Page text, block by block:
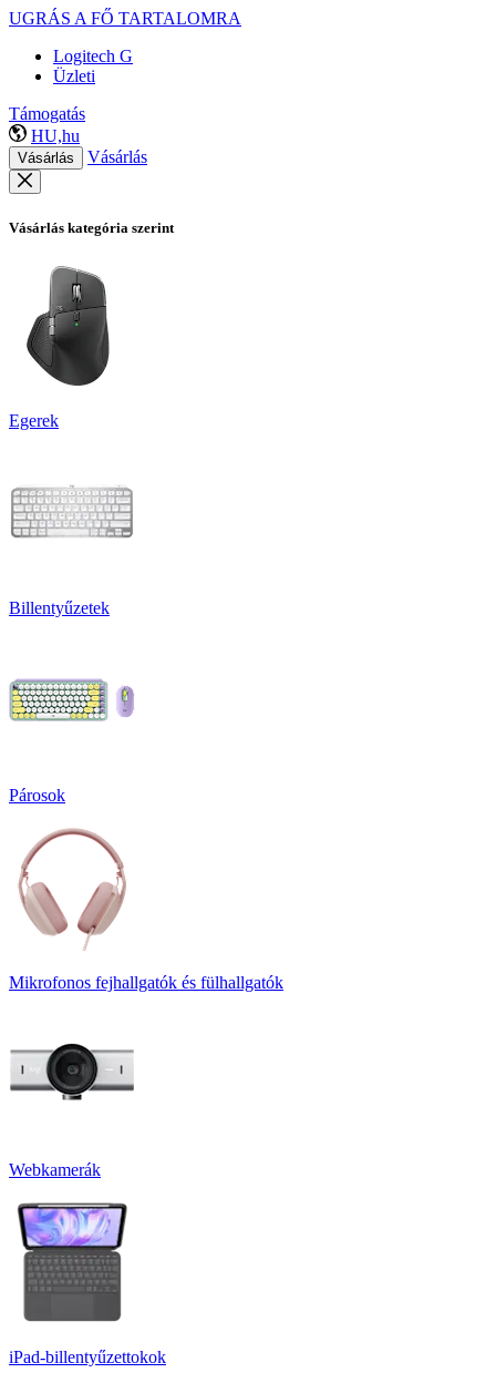
UGRÁS A FŐ TARTALOMRA
Logitech G
Üzleti
Támogatás
HU,hu
Vásárlás Vásárlás
Vásárlás kategória szerint
Egerek
Billentyűzetek
Párosok
Mikrofonos fejhallgatók és fülhallgatók
Webkamerák
iPad-billentyűzettokok